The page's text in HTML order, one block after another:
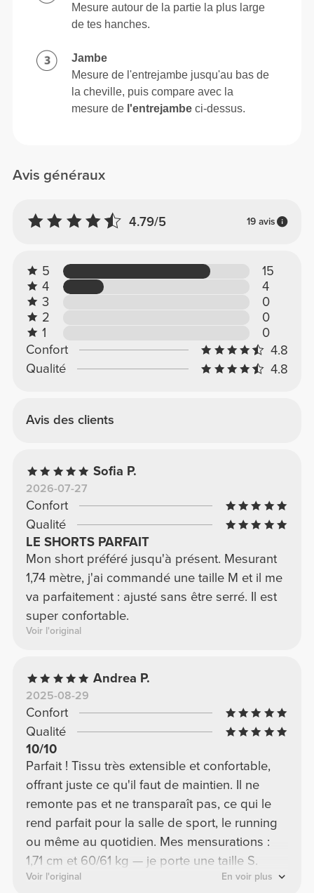
Avis généraux
4.79/5 19 avis
5
15
4
4
3
0
2
0
1
0
Confort
4.8
Qualité
4.8
Avis des clients
Sofia P.
2026-07-27
Confort
Qualité
LE SHORTS PARFAIT
Mon short préféré jusqu'à présent. Mesurant
1,74 mètre, j'ai commandé une taille M et il me
va parfaitement : ajusté sans être serré. Il est
super confortable.
Voir l'original
Andrea P.
2025-08-29
Confort
Qualité
10/10
Parfait ! Tissu très extensible et confortable,
offrant juste ce qu'il faut de maintien. Il ne
remonte pas et ne transparaît pas, ce qui le
rend parfait pour la salle de sport, le running
ou même au quotidien. Mes mensurations :
1,71 cm et 60/61 kg — je porte une taille S.
Voir l'original En voir plus
Mesure autour de la partie la plus large
de tes hanches.
Jambe
Mesure de l'entrejambe jusqu'au bas de
la cheville, puis compare avec la
mesure de l'entrejambe ci-dessus.